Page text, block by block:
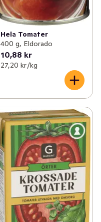
Hela Tomater
400 g, Eldorado
10,88 kr
27,20 kr /kg